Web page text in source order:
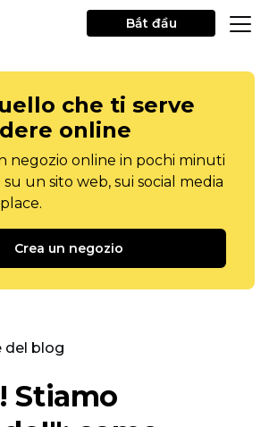
Bắt đầu
che ti serve
online
negozio online in pochi minuti
un sito web, sui social media
Crea un negozio
del blog
Stiamo